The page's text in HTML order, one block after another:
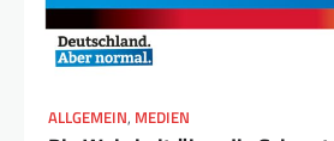
ALLGEMEIN, MEDIEN